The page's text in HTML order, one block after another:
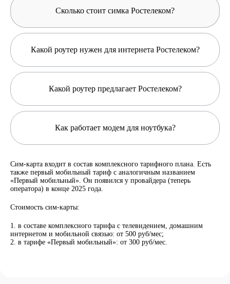
Сколько стоит симка Ростелеком?
Какой роутер нужен для интернета Ростелеком?
Какой роутер предлагает Ростелеком?
Как работает модем для ноутбука?
Сим-карта входит в состав комплексного тарифного плана. Есть
также первый мобильный тариф с аналогичным названием
«Первый мобильный». Он появился у провайдера (теперь
оператора) в конце 2025 года.
Стоимость сим-карты:
в составе комплексного тарифа с телевидением, домашним
интернетом и мобильной связью: от 500 руб/мес;
в тарифе «Первый мобильный»: от 300 руб/мес.